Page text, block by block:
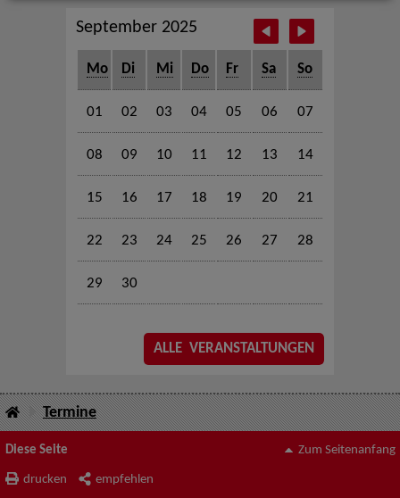
September 2025
Mo Di Mi Do Fr Sa So
01 02 03 04 05 06 07
08 09 10 11 12 13 14
15 16 17 18 19 20 21
22 23 24 25 26 27 28
29 30
ALLE VERANSTALTUNGEN
Termine
Diese Seite
drucken empfehlen
Zum Seitenanfang